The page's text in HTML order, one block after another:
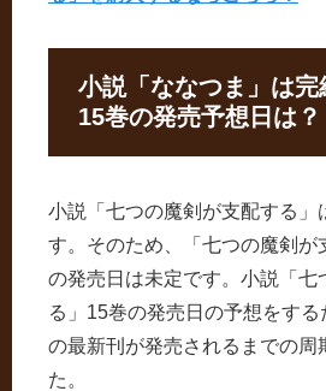
小説「ななつま」は完
15巻の発売予想日は？
小説「七つの魔剣が支配する」
す。そのため、「七つの魔剣が
の発売日は未定です。小説「七
る」15巻の発売日の予想をす
の最新刊が発売されるまでの周
た。